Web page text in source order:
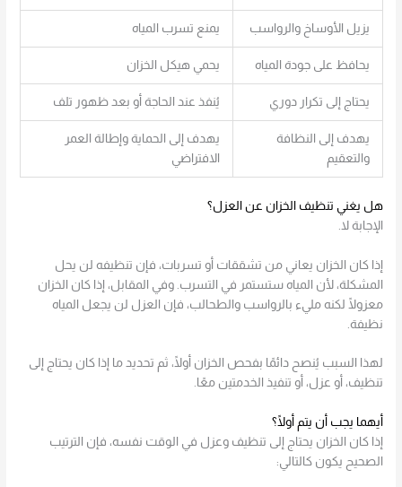
يزيل الأوساخ والرواسب يمنع تسرب المياه
يحافظ على جودة المياه يحمي هيكل الخزان
يحتاج إلى تكرار دوري يُنفذ عند الحاجة أو بعد ظهور تلف
يهدف إلى النظافة
والتعقيم
يهدف إلى الحماية وإطالة العمر
الافتراضي
هل يغني تنظيف الخزان عن العزل؟
الإجابة لا.
إذا كان الخزان يعاني من تشققات أو تسربات، فإن تنظيفه لن يحل
المشكلة، لأن المياه ستستمر في التسرب. وفي المقابل، إذا كان الخزان
معزولًا لكنه مليء بالرواسب والطحالب، فإن العزل لن يجعل المياه
نظيفة.
لهذا السبب يُنصح دائمًا بفحص الخزان أولًا، ثم تحديد ما إذا كان يحتاج إلى
تنظيف، أو عزل، أو تنفيذ الخدمتين معًا.
أيهما يجب أن يتم أولًا؟
إذا كان الخزان يحتاج إلى تنظيف وعزل في الوقت نفسه، فإن الترتيب
الصحيح يكون كالتالي: